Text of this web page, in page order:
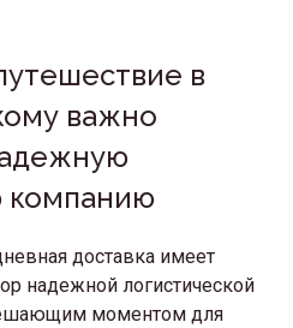
в
важно
компанию
доставка имеет
надежной логистической
моментом для